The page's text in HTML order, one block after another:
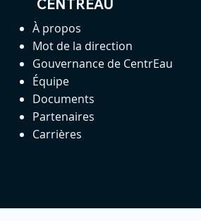
CENTREAU
À propos
Mot de la direction
Gouvernance de CentrEau
Équipe
Documents
Partenaires
Carrières